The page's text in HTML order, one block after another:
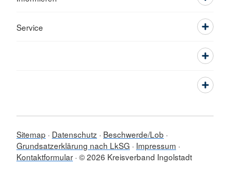
Service
Sitemap Datenschutz
Beschwerde/Lob
Grundsatzerklärung nach LkSG
Impressum
Kontaktformular © 2026 Kreisverband Ingolstadt